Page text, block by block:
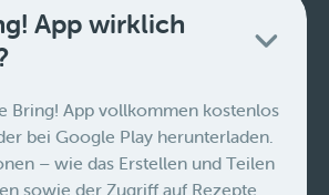
App wirklich
Bring! App vollkommen kostenlos
bei Google Play herunterladen.
– wie das Erstellen und Teilen
sowie der Zugriff auf Rezepte